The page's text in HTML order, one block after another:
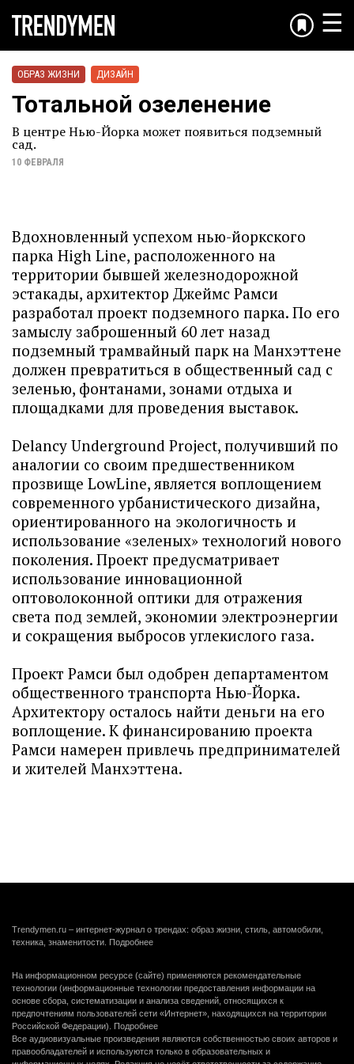
☰
ОБРАЗ ЖИЗНИ ДИЗАЙН
Тотальной озеленение
В центре Нью-Йорка может появиться подземный
сад.
10 ФЕВРАЛЯ
Вдохновленный успехом нью-йоркского
парка High Line, расположенного на
территории бывшей железнодорожной
эстакады, архитектор Джеймс Рамси
разработал проект подземного парка. По его
замыслу заброшенный 60 лет назад
подземный трамвайный парк на Манхэттене
должен превратиться в общественный сад с
зеленью, фонтанами, зонами отдыха и
площадками для проведения выставок.
Delancy Underground Project, получивший по
аналогии со своим предшественником
прозвище LowLine, является воплощением
современного урбанистического дизайна,
ориентированного на экологичность и
использование «зеленых» технологий нового
поколения. Проект предусматривает
использование инновационной
оптоволоконной оптики для отражения
света под землей, экономии электроэнергии
и сокращения выбросов углекислого газа.
Проект Рамси был одобрен департаментом
общественного транспорта Нью-Йорка.
Архитектору осталось найти деньги на его
воплощение. К финансированию проекта
Рамси намерен привлечь предпринимателей
и жителей Манхэттена.
Trendymen.ru – интернет-журнал о трендах: образ жизни, стиль, автомобили,
техника, знаменитости. Подробнее
На информационном ресурсе (сайте) применяются рекомендательные
технологии (информационные технологии предоставления информации на
основе сбора, систематизации и анализа сведений, относящихся к
предпочтениям пользователей сети «Интернет», находящихся на территории
Российской Федерации). Подробнее
Все аудиовизуальные произведения являются собственностью своих авторов и
правообладателей и используются только в образовательных и